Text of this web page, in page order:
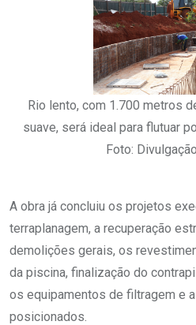
Rio lento, com 1.700 metros
suave, será ideal para flutuar
Foto:
A obra já concluiu os projetos
terraplanagem, a recuperação
demolições gerais, os
da piscina, finalização do
os equipamentos de filtragem e
posicionados.